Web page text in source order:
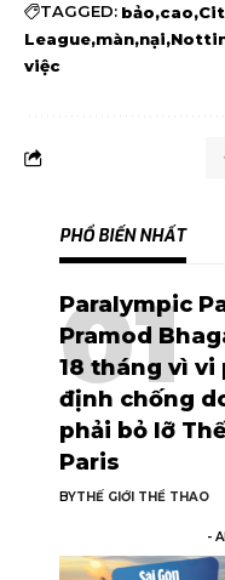
TAGGED: bảo cao
League màn nại
việc
PHỔ BIẾN NHẤT
Paralympic
Pramod
18 tháng vì vi
định chống
phải bỏ lỡ
Paris
BYTHẾ GIỚI THỂ THAO
-